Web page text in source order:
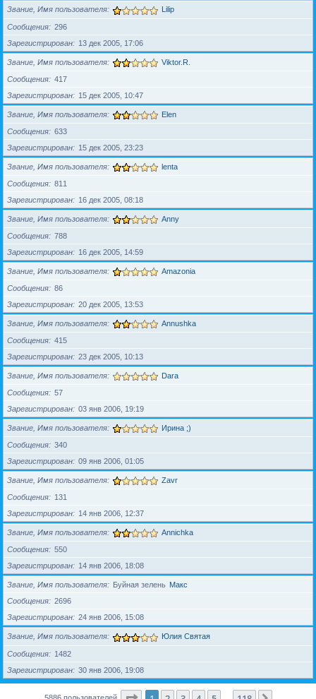
Звание, Имя пользователя Lilip
Сообщения
296
Зарегистрирован
13 дек 2005, 17:06
Звание, Имя пользователя Viktor.R.
Сообщения
417
Зарегистрирован
15 дек 2005, 10:47
Звание, Имя пользователя Elen
Сообщения
633
Зарегистрирован
15 дек 2005, 23:23
Звание, Имя пользователя lenta
Сообщения
811
Зарегистрирован
16 дек 2005, 08:18
Звание, Имя пользователя Anny
Сообщения
788
Зарегистрирован
16 дек 2005, 14:59
Звание, Имя пользователя Amazonia
Сообщения
86
Зарегистрирован
20 дек 2005, 13:53
Звание, Имя пользователя Annushka
Сообщения
415
Зарегистрирован
23 дек 2005, 10:13
Звание, Имя пользователя Dara
Сообщения
57
Зарегистрирован
03 янв 2006, 19:19
Звание, Имя пользователя Ирина ;)
Сообщения
340
Зарегистрирован
09 янв 2006, 01:05
Звание, Имя пользователя Zavr
Сообщения
131
Зарегистрирован
14 янв 2006, 12:37
Звание, Имя пользователя Annichka
Сообщения
550
Зарегистрирован
14 янв 2006, 18:08
Звание, Имя пользователя Буйная зелень Макс
Сообщения
2696
Зарегистрирован
24 янв 2006, 15:08
Звание, Имя пользователя Юлия Святая
Сообщения
1482
Зарегистрирован
30 янв 2006, 19:08
5886 пользователей